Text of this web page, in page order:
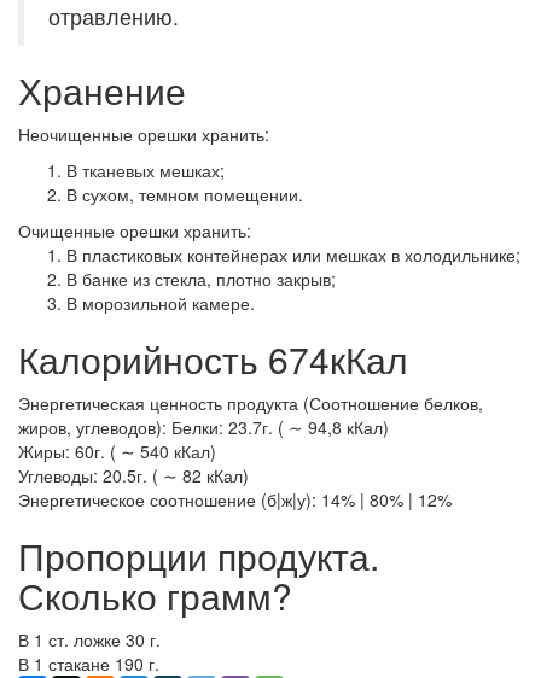
отравлению.
Хранение
Неочищенные орешки хранить:
В тканевых мешках;
В сухом, темном помещении.
Очищенные орешки хранить:
В пластиковых контейнерах или мешках в холодильнике;
В банке из стекла, плотно закрыв;
В морозильной камере.
Калорийность 674кКал
Энергетическая ценность продукта (Соотношение белков,
жиров, углеводов): Белки: 23.7г. ( ∼ 94,8 кКал)
Жиры: 60г. ( ∼ 540 кКал)
Углеводы: 20.5г. ( ∼ 82 кКал)
Энергетическое соотношение (б|ж|у): 14% | 80% | 12%
Пропорции продукта.
Сколько грамм?
В 1 ст. ложке 30 г.
В 1 стакане 190 г.